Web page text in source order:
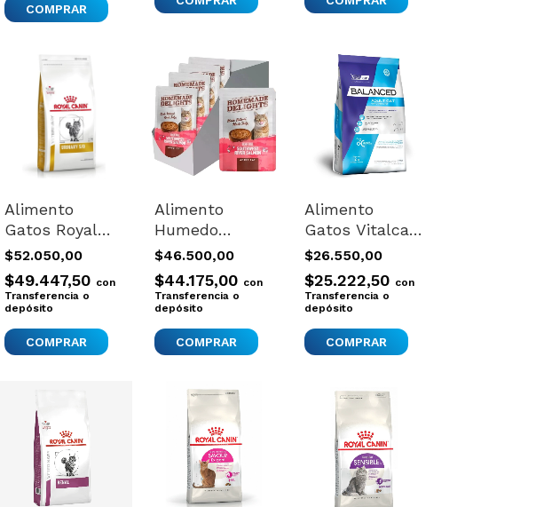
Alimento
Gatos Royal
Canin Urinary
Hight Dilution
Feli 1.5kg
$52.050,00
$49.447,50 con
Transferencia o
depósito
Alimento
Humedo
Homemade
Delights Gatos
Pouch Pate
Salmon
$46.500,00
$44.175,00 con
Transferencia o
depósito
Alimento
Gatos Vitalcan
Balanced Adult
Cat 2kg
$26.550,00
$25.222,50 con
Transferencia o
depósito